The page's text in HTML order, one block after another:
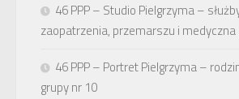
46 PPP – Studio Pielgrzyma –
zaopatrzenia, przemarszu i medyczna
46 PPP – Portret Pielgrzyma –
grupy nr 10